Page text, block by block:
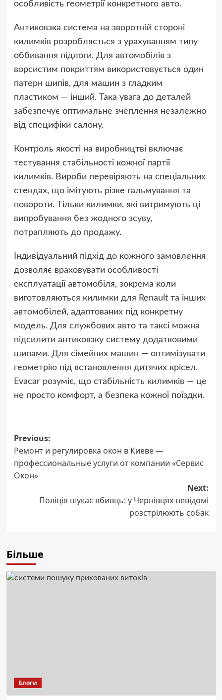
особливість геометрії конкретного авто.
Антиковзка система на зворотній стороні
килимків розробляється з урахуванням типу
оббивання підлоги. Для автомобілів з
ворсистим покриттям використовується один
патерн шипів, для машин з гладким
пластиком — інший. Така увага до деталей
забезпечує оптимальне зчеплення незалежно
від специфіки салону.
Контроль якості на виробництві включає
тестування стабільності кожної партії
килимків. Вироби перевіряють на спеціальних
стендах, що імітують різке гальмування та
повороти. Тільки килимки, які витримують ці
випробування без жодного зсуву,
потрапляють до продажу.
Індивідуальний підхід до кожного замовлення
дозволяє враховувати особливості
експлуатації автомобіля, зокрема коли
виготовляються килимки для Renaultта інших
автомобілей, адаптованих під конкретну
модель. Для службових авто та таксі можна
підсилити антиковзку систему додатковими
шипами. Для сімейних машин — оптимізувати
геометрію під встановлення дитячих крісел.
Evacar розуміє, що стабільність килимків — це
не просто комфорт, а безпека кожної поїздки.
Post
navigation
Previous:
Ремонт и регулировка окон в Киеве —
профессиональные услуги от компании «Сервис
Окон»
Next:
Поліція шукає вбивць: у Чернівцях невідомі
розстрілюють собак
Більше
Блоги